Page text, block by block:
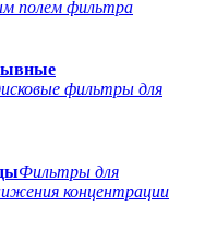
полем фильтра
фильтры для
Фильтры для
концентрации